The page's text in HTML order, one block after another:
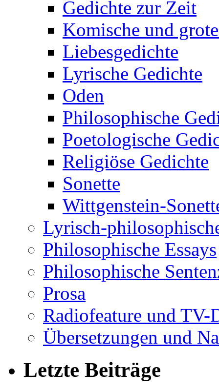
Gedichte zur Zeit
Komische und
Liebesgedichte
Lyrische Gedichte
Oden
Philosophische
Poetologische
Religiöse Gedichte
Sonette
Wittgenstein-
Lyrisch-
Philosophische Essays
Philosophische
Prosa
Radiofeature und TV-
Übersetzungen und
Letzte Beiträge